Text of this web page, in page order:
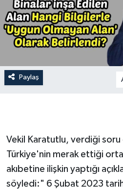
Paylaş
Vekil Karatutlu, verdiği
Türkiye'nin merak ettiği orta
akıbetine ilişkin yaptığı
söyledi:" 6 Şubat 2023
DÜNYA
ROPORTAJ
MAGAZİN
MEDYA
SEÇİM 2011